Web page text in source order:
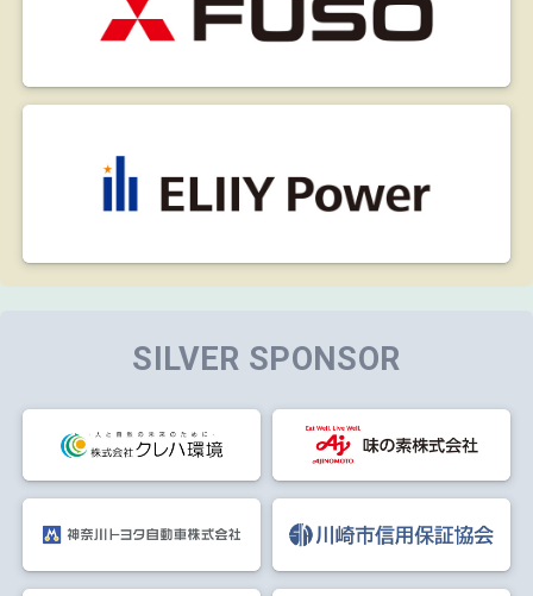
SILVER SPONSOR